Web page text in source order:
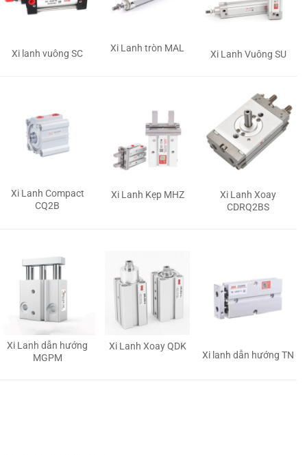
Xi lanh vuông SC Xi Lanh tròn MAL
Xi Lanh Vuông SU
Xi Lanh Compact
CQ2B
Xi Lanh Kẹp MHZ
Xi Lanh Xoay
CDRQ2BS
Xi Lanh dẫn hướng
MGPM
Xi Lanh Xoay QDK
Xi lanh dẫn hướng TN